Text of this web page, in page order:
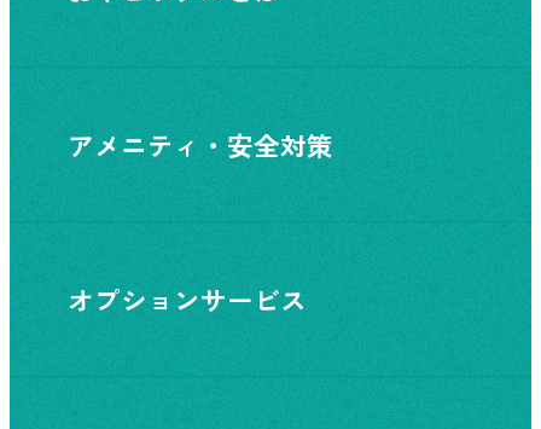
アメニティ・安全対策
オプションサービス